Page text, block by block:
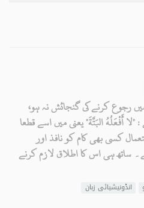
رجوع کرنے کی گنجائش نہ ہو،
أَفْعَلُهُ البَتَّةَ" یعنی میں اسے قطعا
کسی بھی کام کو نافذ اور
ساتھ ہی اس کا اطلاق لازم کرنے
انڈونیشیائی زبان